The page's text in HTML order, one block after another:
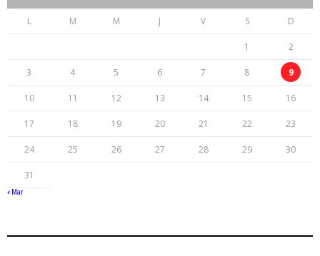
L M M J V S D
1 2
3 4 5 6 7 8 9
10 11 12 13 14 15 16
17 18 19 20 21 22 23
24 25 26 27 28 29 30
31
« Mar